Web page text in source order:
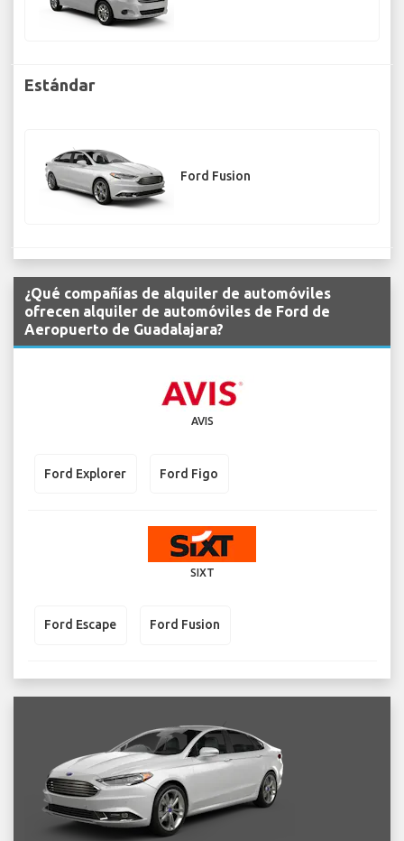
Estándar
Ford Fusion
¿Qué compañías de alquiler de automóviles
ofrecen alquiler de automóviles de Ford de
Aeropuerto de Guadalajara?
AVIS
Ford Explorer Ford Figo
SIXT
Ford Escape Ford Fusion